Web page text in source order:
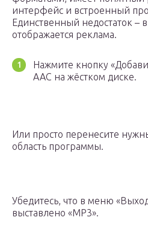
интерфейс и встроенный
Единственный недостаток –
отображается реклама.
Нажмите кнопку
AAC на жёстком диске.
Или просто перенесите
область программы.
Убедитесь, что в меню
выставлено «MP3».